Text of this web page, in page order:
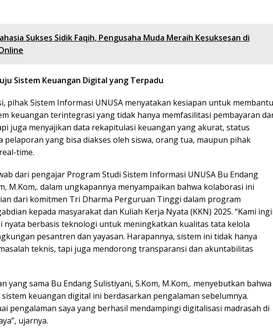
Sukses Sidik Faqih, Pengusaha Muda Meraih Kesuksesan di
Sistem Keuangan Digital yang Terpadu
pihak Sistem Informasi UNUSA menyatakan kesiapan untuk membantu
keuangan terintegrasi yang tidak hanya memfasilitasi pembayaran
juga menyajikan data rekapitulasi keuangan yang akurat, status
pelaporan yang bisa diakses oleh siswa, orang tua, maupun pihak
time.
dari pengajar Program Studi Sistem Informasi UNUSA Bu Endang
M.Kom,. dalam ungkapannya menyampaikan bahwa kolaborasi ini
dari komitmen Tri Dharma Perguruan Tinggi dalam program
kepada masyarakat dan Kuliah Kerja Nyata (KKN) 2025. “Kami
nyata berbasis teknologi untuk meningkatkan kualitas tata kelola
pesantren dan yayasan. Harapannya, sistem ini tidak hanya
teknis, tapi juga mendorong transparansi dan akuntabilitas
yang sama Bu Endang Sulistiyani, S.Kom, M.Kom,. menyebutkan bahwa
keuangan digital ini berdasarkan pengalaman sebelumnya.
pengalaman saya yang berhasil mendampingi digitalisasi madrasah di
ujarnya.